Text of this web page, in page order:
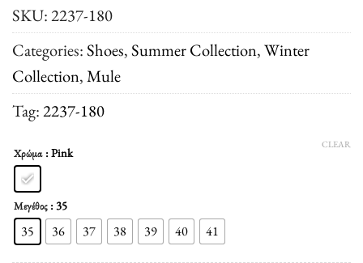
SKU:2237-180
Categories:Shoes,Summer Collection,Winter
Collection,Μule
Tag:2237-180
Χρώμα : Pink
Μεγέθος : 35
35 36 37 38 39 40 41
CLEAR